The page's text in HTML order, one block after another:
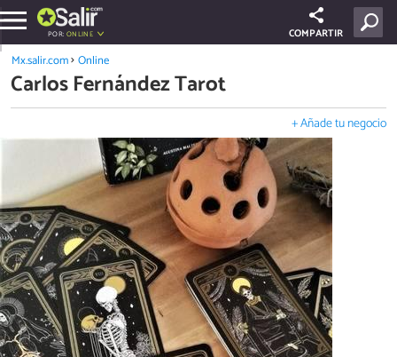
POR: ONLINE COMPARTIR
Mx.salir.com Online
Carlos Fernández Tarot
+ Añade tu negocio